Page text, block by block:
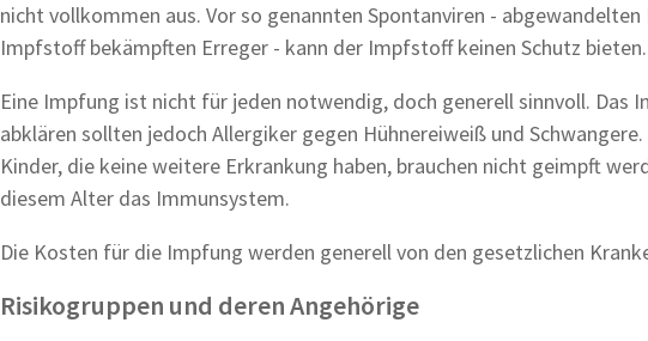
nicht vollkommen aus. Vor so genannten Spontanviren -
Impfstoff bekämpften Erreger - kann der Impfstoff keinen Schutz bieten.
Eine Impfung ist nicht für jeden notwendig, doch generell sinnvoll. Das
abklären sollten jedoch Allergiker gegen Hühnereiweiß und
Kinder, die keine weitere Erkrankung haben, brauchen nicht geimpft
diesem Alter das Immunsystem.
Die Kosten für die Impfung werden generell von den gesetzlichen
Risikogruppen und deren Angehörige